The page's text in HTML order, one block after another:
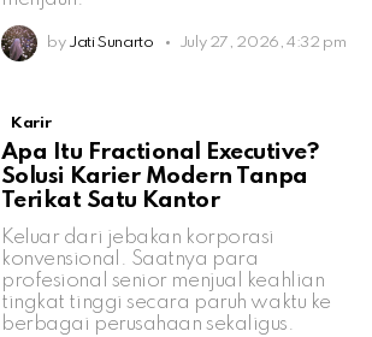
by Jati Sunarto July 27, 2026, 4:32 pm
Karir
Apa Itu Fractional Executive?
Solusi Karier Modern Tanpa
Terikat Satu Kantor
Keluar dari jebakan korporasi
konvensional. Saatnya para
profesional senior menjual keahlian
tingkat tinggi secara paruh waktu ke
berbagai perusahaan sekaligus.